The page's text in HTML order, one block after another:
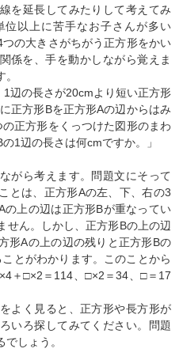
を延長してみたりして考えてみ
位以上に苦手なお子さんが多い
つの大きさがちがう正方形をかい
係を、手を動かしながら覚えま
1辺の長さが20cmより短い正方形
正方形Bを正方形Aの辺からはみ
正方形をくっつけた図形のまわ
1辺の長さは何cmですか。」
がら考えます。問題文にそって
とは、正方形Aの左、下、右の3
上の辺は正方形Bが重なってい
せん。しかし、正方形Bの上の辺
形Aの上の辺の残りと正方形Bの
とがわかります。このことから
＋□×2＝114、□×2＝34、□＝17
よく見ると、正方形や長方形が
いろ探してみてください。問題
しょう。